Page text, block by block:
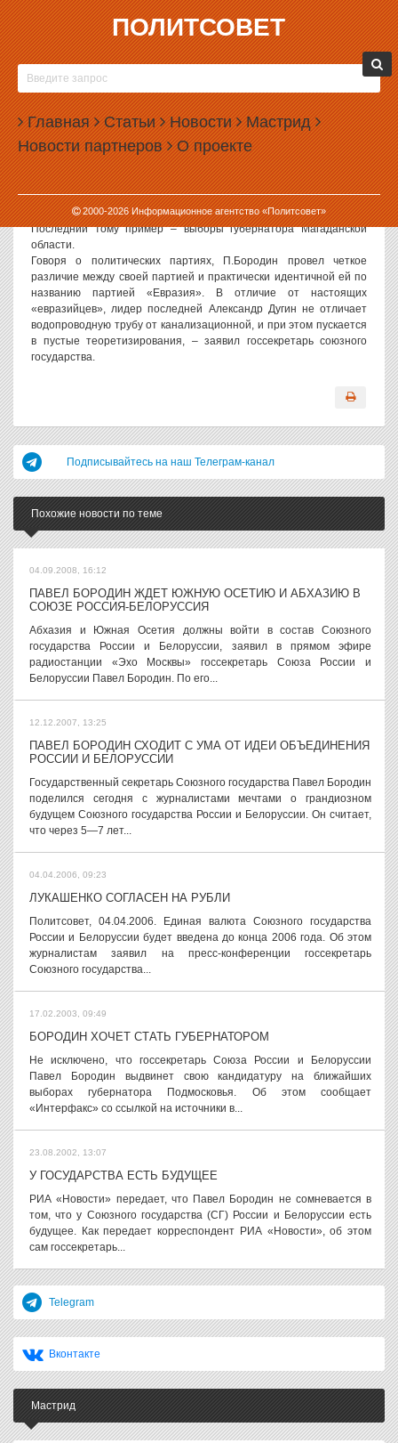
ПОЛИТСОВЕТ
Главная Статьи Новости Мастрид
Новости партнеров О проекте
2000-2026Информационное агентство «Политсовет»
28.03.2003, 10:24
БОРОДИН ПРОТИВ «ЕДИНОРОССОВ»
Госсекретарь Союза России и Белоруссии, лидер «Евразийской
партии России» Павел Бородин скептически оценивает шансы
«Единой России» на предстоящих выборах в Госдуму
Как сообщает «Новый регион», на пресс-конференции в
Екатеринбурге он заявил: несмотря на статус «партии власти»,
«Единая Россия» проиграла все выборы, в которых участвовала.
Последний тому пример – выборы губернатора Магаданской
области.
Говоря о политических партиях, П.Бородин провел четкое
различие между своей партией и практически идентичной ей по
названию партией «Евразия». В отличие от настоящих
«евразийцев», лидер последней Александр Дугин не отличает
водопроводную трубу от канализационной, и при этом пускается
в пустые теоретизирования, – заявил госсекретарь союзного
государства.
Подписывайтесь на наш Телеграм-канал
Похожие новости по теме
04.09.2008, 16:12
ПАВЕЛ БОРОДИН ЖДЕТ ЮЖНУЮ ОСЕТИЮ И АБХАЗИЮ В
СОЮЗЕ РОССИЯ-БЕЛОРУССИЯ
Абхазия и Южная Осетия должны войти в состав Союзного
государства России и Белоруссии, заявил в прямом эфире
радиостанции «Эхо Москвы» госсекретарь Союза России и
Белоруссии Павел Бородин. По его...
12.12.2007, 13:25
ПАВЕЛ БОРОДИН СХОДИТ С УМА ОТ ИДЕИ ОБЪЕДИНЕНИЯ
РОССИИ И БЕЛОРУССИИ
Государственный секретарь Союзного государства Павел Бородин
поделился сегодня с журналистами мечтами о грандиозном
будущем Союзного государства России и Белоруссии. Он считает,
что через 5—7 лет...
04.04.2006, 09:23
ЛУКАШЕНКО СОГЛАСЕН НА РУБЛИ
Политсовет, 04.04.2006. Единая валюта Союзного государства
России и Белоруссии будет введена до конца 2006 года. Об этом
журналистам заявил на пресс-конференции госсекретарь
Союзного государства...
17.02.2003, 09:49
БОРОДИН ХОЧЕТ СТАТЬ ГУБЕРНАТОРОМ
Не исключено, что госсекретарь Союза России и Белоруссии
Павел Бородин выдвинет свою кандидатуру на ближайших
выборах губернатора Подмосковья. Об этом сообщает
«Интерфакс» со ссылкой на источники в...
23.08.2002, 13:07
У ГОСУДАРСТВА ЕСТЬ БУДУЩЕЕ
РИА «Новости» передает, что Павел Бородин не сомневается в
том, что у Союзного государства (СГ) России и Белоруссии есть
будущее. Как передает корреспондент РИА «Новости», об этом
сам госсекретарь...
Telegram
Вконтакте
Мастрид